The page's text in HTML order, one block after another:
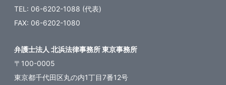
TEL: 06-6202-1088 (代表)
FAX: 06-6202-1080
弁護士法人 北浜法律事務所 東京事務所
〒100-0005
東京都千代田区丸の内1丁目7番12号